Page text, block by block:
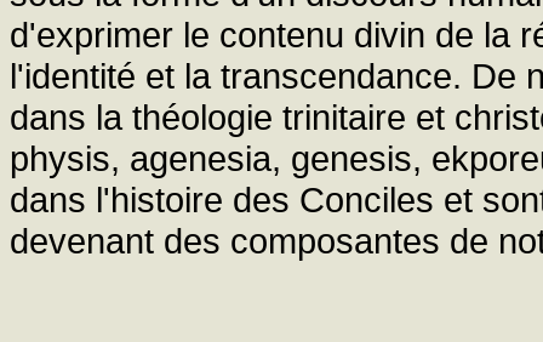
d'exprimer le contenu divin de la
l'identité et la transcendance. De
dans la théologie trinitaire et
physis, agenesia, genesis,
dans l'histoire des Conciles et
devenant des composantes de